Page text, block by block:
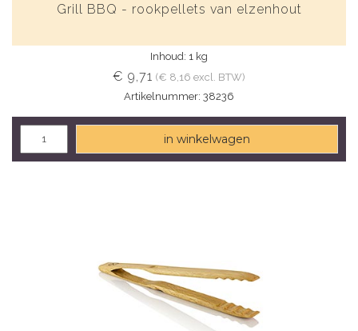
Grill BBQ - rookpellets van elzenhout
Inhoud: 1 kg
€ 9,71 (€ 8,16 excl. BTW)
Artikelnummer: 38236
in winkelwagen